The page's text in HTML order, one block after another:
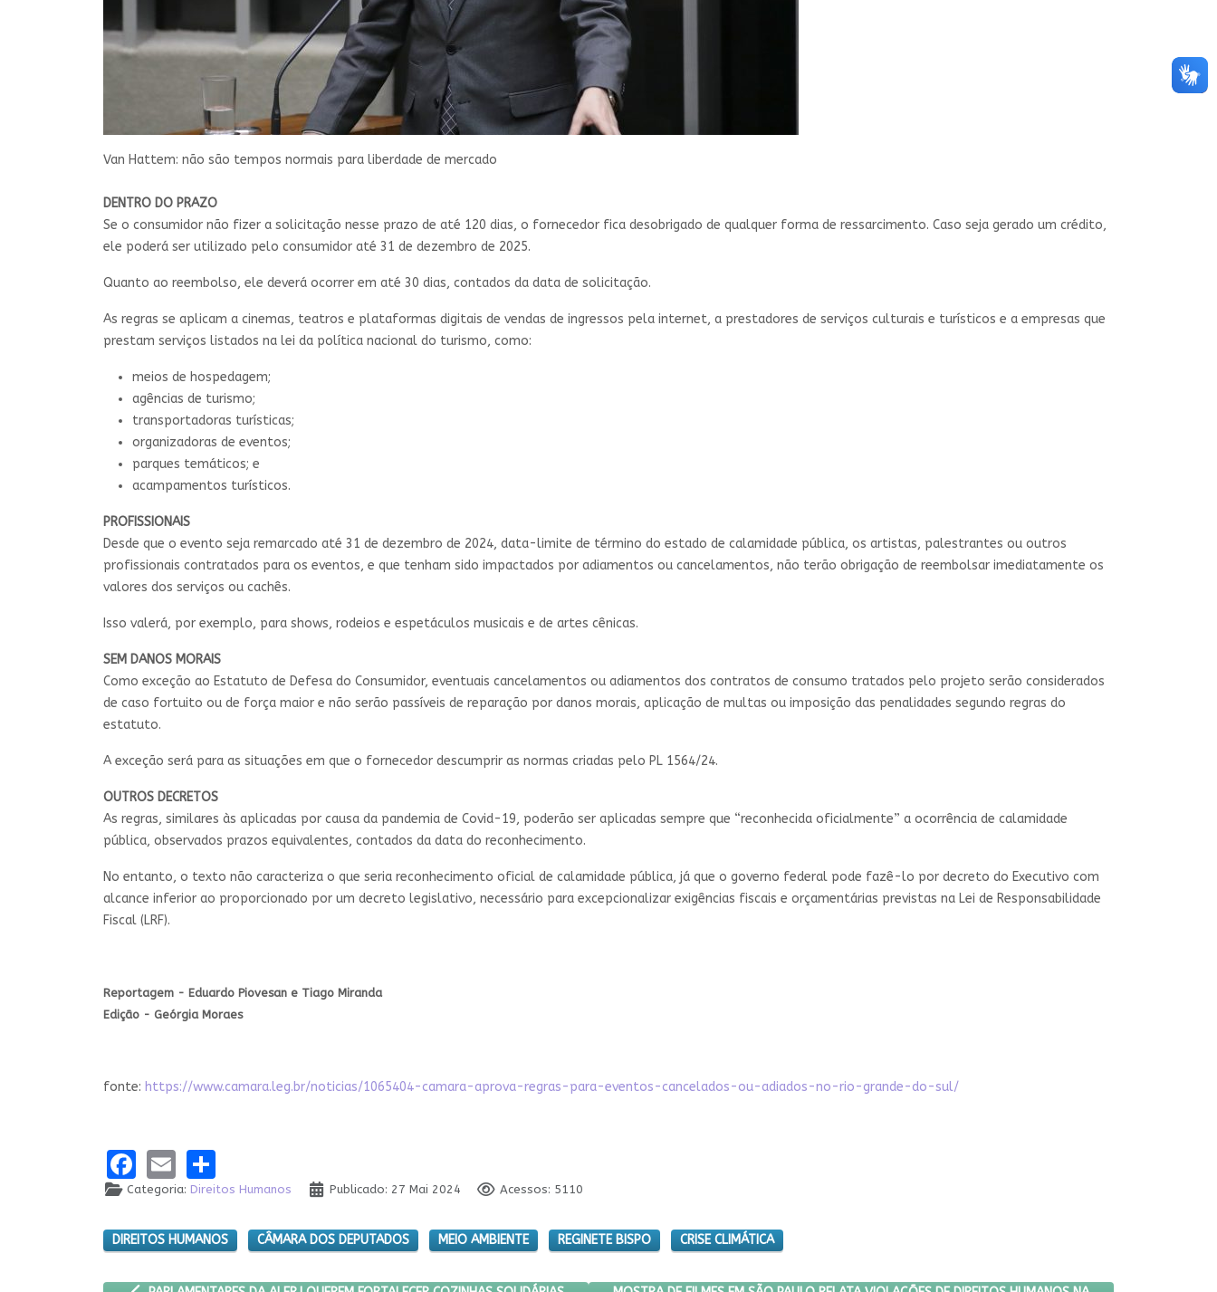
Van Hattem: não são tempos normais para liberdade de mercado
DENTRO DO PRAZO
Se o consumidor não fizer a solicitação nesse prazo de até 120 dias, o fornecedor fica desobrigado de qualquer forma de ressarcimento. Caso seja gerado um crédito,
ele poderá ser utilizado pelo consumidor até 31 de dezembro de 2025.
Quanto ao reembolso, ele deverá ocorrer em até 30 dias, contados da data de solicitação.
As regras se aplicam a cinemas, teatros e plataformas digitais de vendas de ingressos pela internet, a prestadores de serviços culturais e turísticos e a empresas que
prestam serviços listados na lei da política nacional do turismo, como:
meios de hospedagem;
agências de turismo;
transportadoras turísticas;
organizadoras de eventos;
parques temáticos; e
acampamentos turísticos.
PROFISSIONAIS
Desde que o evento seja remarcado até 31 de dezembro de 2024, data-limite de término do estado de calamidade pública, os artistas, palestrantes ou outros
profissionais contratados para os eventos, e que tenham sido impactados por adiamentos ou cancelamentos, não terão obrigação de reembolsar imediatamente os
valores dos serviços ou cachês.
Isso valerá, por exemplo, para shows, rodeios e espetáculos musicais e de artes cênicas.
SEM DANOS MORAIS
Como exceção ao Estatuto de Defesa do Consumidor, eventuais cancelamentos ou adiamentos dos contratos de consumo tratados pelo projeto serão considerados
de caso fortuito ou de força maior e não serão passíveis de reparação por danos morais, aplicação de multas ou imposição das penalidades segundo regras do
estatuto.
A exceção será para as situações em que o fornecedor descumprir as normas criadas pelo PL 1564/24.
OUTROS DECRETOS
As regras, similares às aplicadas por causa da pandemia de Covid-19, poderão ser aplicadas sempre que “reconhecida oficialmente” a ocorrência de calamidade
pública, observados prazos equivalentes, contados da data do reconhecimento.
No entanto, o texto não caracteriza o que seria reconhecimento oficial de calamidade pública, já que o governo federal pode fazê-lo por decreto do Executivo com
alcance inferior ao proporcionado por um decreto legislativo, necessário para excepcionalizar exigências fiscais e orçamentárias previstas na Lei de Responsabilidade
Fiscal (LRF).
Reportagem - Eduardo Piovesan e Tiago Miranda
Edição - Geórgia Moraes
fonte: https://www.camara.leg.br/noticias/1065404-camara-aprova-regras-para-eventos-cancelados-ou-adiados-no-rio-grande-do-sul/
Facebook
Email
Categoria: Direitos Humanos Publicado: 27 Mai 2024 Acessos: 5110
DIREITOS HUMANOS CÂMARA DOS DEPUTADOS MEIO AMBIENTE REGINETE BISPO CRISE CLIMÁTICA